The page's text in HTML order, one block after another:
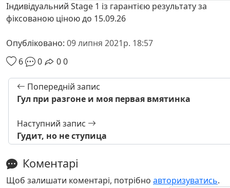
Індивідуальний Stage 1 із гарантією результату за
фіксованою ціною до 15.09.26
Опубліковано: 09 липня 2021р. 18:57
6
0 00
Попередній запис
Гул при разгоне и моя первая вмятинка
Наступний запис
Гудит, но не ступица
Коментарі
Щоб залишати коментарі, потрібно авторизуватись.